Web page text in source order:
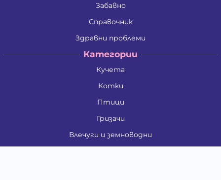
Забавно
Справочник
Здравни проблеми
Категории
Кучета
Котки
Птици
Гризачи
Влечуги и земноводни